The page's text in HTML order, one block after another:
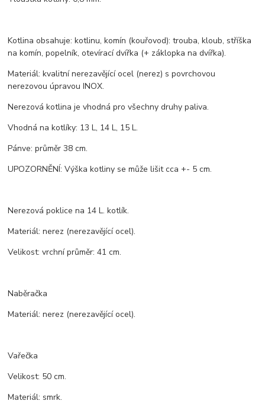
Kotlina obsahuje: kotlinu, komín (kouřovod): trouba, kloub, stříška
na komín, popelník, otevírací dvířka (+ záklopka na dvířka).
Materiál: kvalitní nerezavějící ocel (nerez) s povrchovou
nerezovou úpravou INOX.
Nerezová kotlina je vhodná pro všechny druhy paliva.
Vhodná na kotlíky: 13 L, 14 L, 15 L.
Pánve: průměr 38 cm.
UPOZORNĚNÍ: Výška kotliny se může lišit cca +- 5 cm.
Nerezová poklice na 14 L. kotlík.
Materiál: nerez (nerezavějící ocel).
Velikost: vrchní průměr: 41 cm.
Naběračka
Materiál: nerez (nerezavějící ocel).
Vařečka
Velikost: 50 cm.
Materiál: smrk.